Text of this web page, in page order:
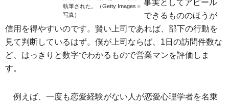
執筆された。（Getty Images＝
写真）
事実としてアピール
できるもののほうが
信用を得やすいのです。賢い上司であれば、部下の行動を
見て判断しているはず。僕が上司ならば、1日の訪問件数な
ど、はっきりと数字でわかるもので営業マンを評価しま
す。
例えば、一度も恋愛経験がない人が恋愛心理学者を名乗